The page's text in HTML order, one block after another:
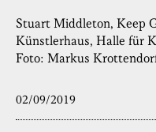
Stuart Middleton, Keep
Künstlerhaus, Halle für
Foto: Markus
02/09/2019